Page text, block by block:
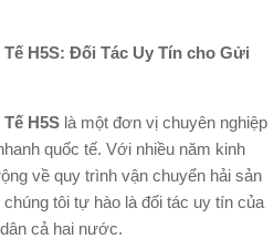
H5S: Đối Tác Uy Tín cho Gửi
H5S là một đơn vị chuyên nghiệp
quốc tế. Với nhiều năm kinh
về quy trình vận chuyển hải sản
tôi tự hào là đối tác uy tín của
cả hai nước.